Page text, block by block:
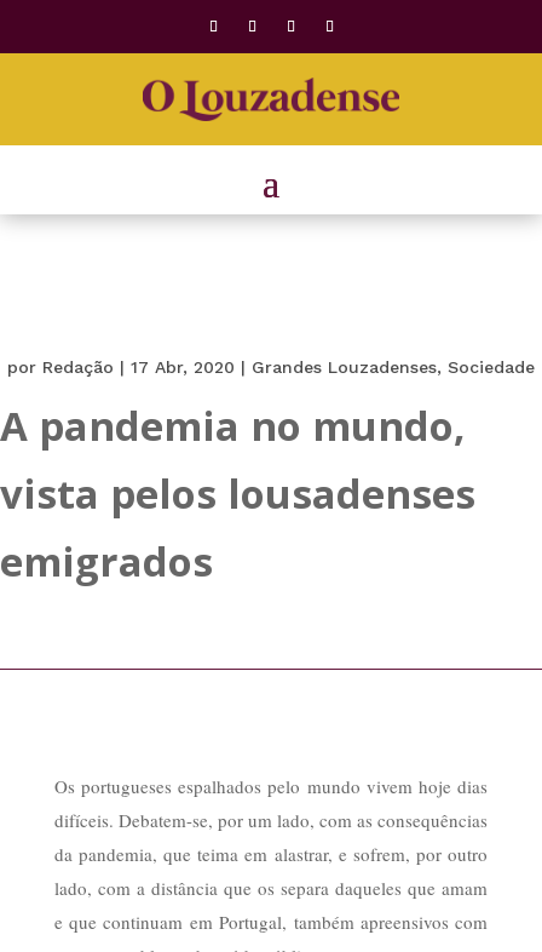
por Redação | 17 Abr, 2020 | Grandes Louzadenses, Sociedade
A pandemia no mundo,
vista pelos lousadenses
emigrados
Os portugueses espalhados pelo mundo vivem hoje dias
difíceis. Debatem-se, por um lado, com as consequências
da pandemia, que teima em alastrar, e sofrem, por outro
lado, com a distância que os separa daqueles que amam
e que continuam em Portugal, também apreensivos com